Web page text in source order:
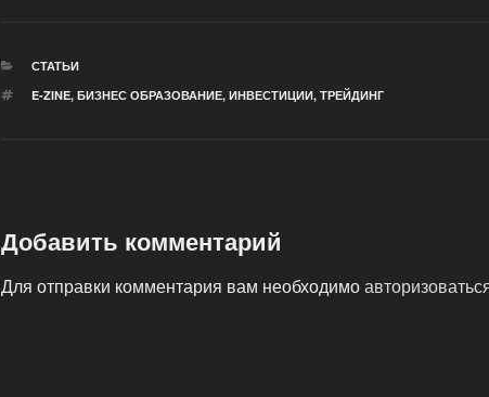
РУБРИКИ
СТАТЬИ
МЕТКИ
E-ZINE, БИЗНЕС ОБРАЗОВАНИЕ, ИНВЕСТИЦИИ, ТРЕЙДИНГ
Добавить комментарий
Для отправки комментария вам необходимо